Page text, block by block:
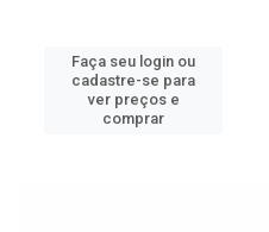
Faça seu login ou
cadastre-se para
ver preços e
comprar